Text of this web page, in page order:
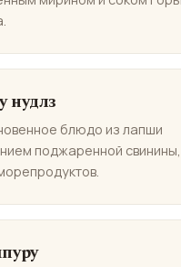
нудлз
блюдо из лапши
поджаренной свинины,